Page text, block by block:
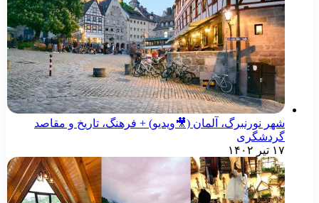
شهر نورنبرگ، آلمان (🎥ویدیو) + فرهنگ، تاریخ و مقاصد
گردشگری
۱۷ تیر ۱۴۰۲